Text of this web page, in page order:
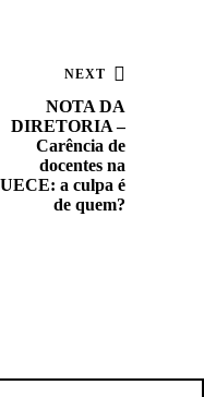
NEXT
NOTA DA
DIRETORIA –
Carência de
docentes na
UECE: a culpa é
de quem?